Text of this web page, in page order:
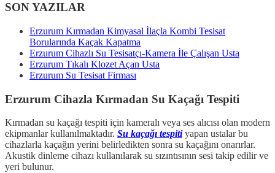
SON YAZILAR
Erzurum Kırmadan Kimyasal İlaçla Kombi Tesisat
Borularında Kaçak Kapatma
Erzurum Cihazlı Su Tesisatçı-Kamera İle Çalışan Usta
Erzurum Tıkalı Klozet Açan Usta
Erzurum Su Tesisat Firması
Erzurum Cihazla Kırmadan Su Kaçağı Tespiti
Kırmadan su kaçağı tespiti için kameralı veya ses alıcısı olan modern
ekipmanlar kullanılmaktadır. Su kaçağı tespitiyapan ustalar bu
cihazlarla kaçağın yerini belirledikten sonra su kaçağını onarırlar.
Akustik dinleme cihazı kullanılarak su sızıntısının sesi takip edilir ve
yeri bulunur.